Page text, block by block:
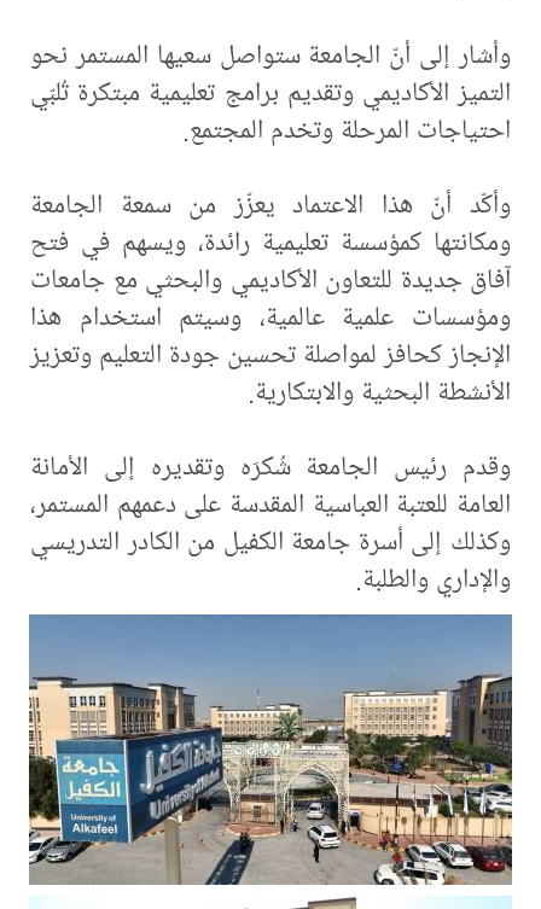
وأشار إلى أنّ الجامعة ستواصل سعيها المستمر نحو
التميز الأكاديمي وتقديم برامج تعليمية مبتكرة تُلبّي
احتياجات المرحلة وتخدم المجتمع.
وأكّد أنّ هذا الاعتماد يعزّز من سمعة الجامعة
ومكانتها كمؤسسة تعليمية رائدة، ويسهم في فتح
آفاق جديدة للتعاون الأكاديمي والبحثي مع جامعات
ومؤسسات علمية عالمية، وسيتم استخدام هذا
الإنجاز كحافز لمواصلة تحسين جودة التعليم وتعزيز
الأنشطة البحثية والابتكارية.
وقدم رئيس الجامعة شُكرَه وتقديره إلى الأمانة
العامة للعتبة العباسية المقدسة على دعمهم المستمر،
وكذلك إلى أسرة جامعة الكفيل من الكادر التدريسي
والإداري والطلبة.